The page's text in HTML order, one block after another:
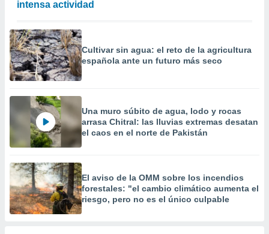
o acceder
perfiles
utilizar
crear un
contenido
medir el
de la
el
del
intensa actividad
Cultivar sin agua: el reto de la agricultura
española ante un futuro más seco
Una muro súbito de agua, lodo y rocas
arrasa Chitral: las lluvias extremas desatan
el caos en el norte de Pakistán
El aviso de la OMM sobre los incendios
forestales: "el cambio climático aumenta el
riesgo, pero no es el único culpable